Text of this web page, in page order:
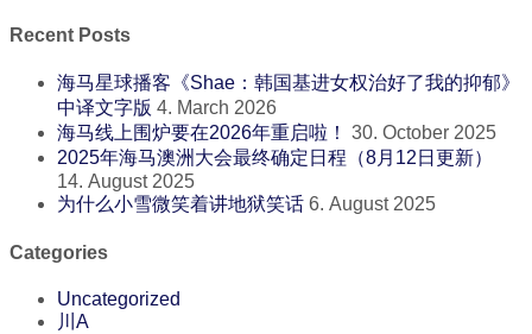
Recent Posts
海马星球播客《Shae：韩国基进女权治好了我的抑郁》
中译文字版 4. March 2026
海马线上围炉要在2026年重启啦！
30. October 2025
2025年海马澳洲大会最终确定日程（8月12日更新）
14. August 2025
为什么小雪微笑着讲地狱笑话 6. August 2025
Categories
Uncategorized
川A